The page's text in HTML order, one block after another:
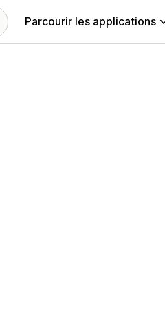
Parcourir les applications